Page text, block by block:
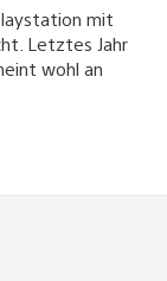
mit
Letztes Jahr
wohl an